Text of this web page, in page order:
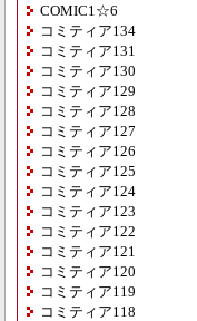
COMIC1☆6
コミティア134
コミティア131
コミティア130
コミティア129
コミティア128
コミティア127
コミティア126
コミティア125
コミティア124
コミティア123
コミティア122
コミティア121
コミティア120
コミティア119
コミティア118